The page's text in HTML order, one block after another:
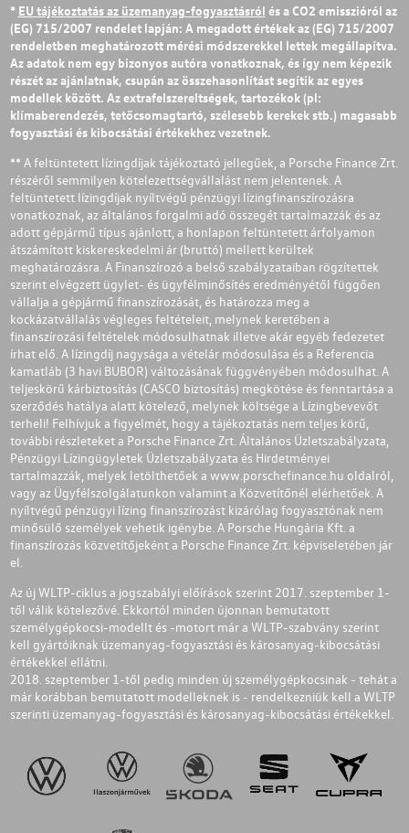
* EU tájékoztatás az üzemanyag-fogyasztásról és a CO2 emisszióról az
(EG) 715/2007 rendelet lapján: A megadott értékek az (EG) 715/2007
rendeletben meghatározott mérési módszerekkel lettek megállapítva.
Az adatok nem egy bizonyos autóra vonatkoznak, és így nem képezik
részét az ajánlatnak, csupán az összehasonlítást segítik az egyes
modellek között. Az extrafelszereltségek, tartozékok (pl:
klímaberendezés, tetőcsomagtartó, szélesebb kerekek stb.) magasabb
fogyasztási és kibocsátási értékekhez vezetnek.
** A feltüntetett lízingdíjak tájékoztató jellegűek, a Porsche Finance Zrt.
részéről semmilyen kötelezettségvállalást nem jelentenek. A
feltüntetett lízingdíjak nyíltvégű pénzügyi lízingfinanszírozásra
vonatkoznak, az általános forgalmi adó összegét tartalmazzák és az
adott gépjármű típus ajánlott, a honlapon feltüntetett árfolyamon
átszámított kiskereskedelmi ár (bruttó) mellett kerültek
meghatározásra. A Finanszírozó a belső szabályzataiban rögzítettek
szerint elvégzett ügylet- és ügyfélminősítés eredményétől függően
vállalja a gépjármű finanszírozását, és határozza meg a
kockázatvállalás végleges feltételeit, melynek keretében a
finanszírozási feltételek módosulhatnak illetve akár egyéb fedezetet
írhat elő. A lízingdíj nagysága a vételár módosulása és a Referencia
kamatláb (3 havi BUBOR) változásának függvényében módosulhat. A
teljeskörű kárbiztosítás (CASCO biztosítás) megkötése és fenntartása a
szerződés hatálya alatt kötelező, melynek költsége a Lízingbevevőt
terheli! Felhívjuk a figyelmét, hogy a tájékoztatás nem teljes körű,
további részleteket a Porsche Finance Zrt. Általános Üzletszabályzata,
Pénzügyi Lízingügyletek Üzletszabályzata és Hirdetményei
tartalmazzák, melyek letölthetőek a www.porschefinance.hu oldalról,
vagy az Ügyfélszolgálatunkon valamint a Közvetítőnél elérhetőek. A
nyíltvégű pénzügyi lízing finanszírozást kizárólag fogyasztónak nem
minősülő személyek vehetik igénybe. A Porsche Hungária Kft. a
finanszírozás közvetítőjeként a Porsche Finance Zrt. képviseletében jár
el.
Az új WLTP-ciklus a jogszabályi előírások szerint 2017. szeptember 1-
től válik kötelezővé. Ekkortól minden újonnan bemutatott
személygépkocsi-modellt és -motort már a WLTP-szabvány szerint
kell gyártóiknak üzemanyag-fogyasztási és károsanyag-kibocsátási
értékekkel ellátni.
2018. szeptember 1-től pedig minden új személygépkocsinak - tehát a
már korábban bemutatott modelleknek is - rendelkezniük kell a WLTP
szerinti üzemanyag-fogyasztási és károsanyag-kibocsátási értékekkel.